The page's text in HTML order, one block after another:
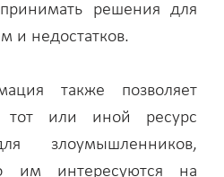
решения для
и недостатков.
также позволяет
тот или иной ресурс
злоумышленников,
им интересуются на